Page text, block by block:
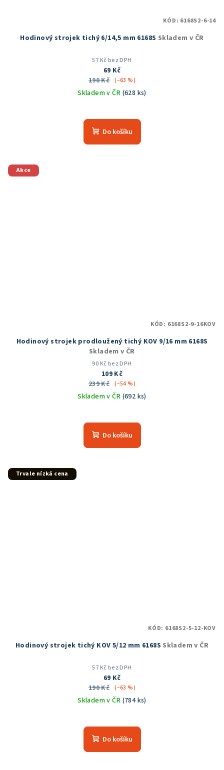
Hodinový strojek tichý 6/14,5 mm 6168S Skladem v ČR
57 Kč bez DPH
69 Kč
190 Kč (–63 %)
Skladem v ČR (628 ks)
hodnocení
produktu
Do košíku
KÓD: 6168S2-6-14
Akce
Hodinový strojek prodloužený tichý KOV 9/16 mm 6168S
Skladem v ČR
90 Kč bez DPH
109 Kč
239 Kč (–54 %)
Skladem v ČR (692 ks)
hodnocení
produktu
Do košíku
KÓD: 6168S2-9-16KOV
Trvale nízká cena
Hodinový strojek tichý KOV 5/12 mm 6168S Skladem v ČR
57 Kč bez DPH
69 Kč
190 Kč (–63 %)
Skladem v ČR (784 ks)
hodnocení
produktu
Do košíku
KÓD: 6168S2-5-12-KOV